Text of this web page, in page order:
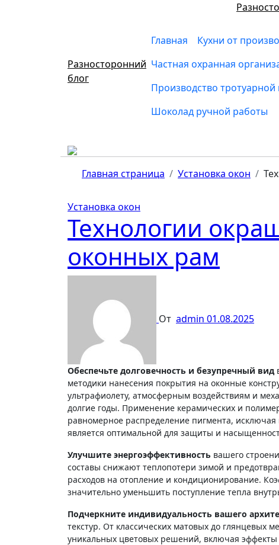
Разносторонний
блог
Главная Кухни от
Частная охранная
Производство тротуарной
Шоколад ручной работы
Главная страница Установка окон
Установка окон
Технологии
оконных рам
От admin 01.08.2025
Обеспечьте долговечность и безупречный вид
методики нанесения покрытия на оконные
ультрафиолету, атмосферным воздействиям и
долгие годы. Применение керамических и
равномерное распределение пигмента,
является оптимальной для защиты и
Улучшите энергоэффективность вашего
составы снижают теплопотери зимой и
расходов на отопление и кондиционирование.
значительно уменьшить поступление тепла
Подчеркните индивидуальность вашего
текстур. От классических матовых до глянцевых
уникальных цветовых решений, включая эффекты